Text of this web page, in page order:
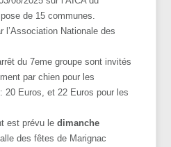
de 15 communes.
l’Association Nationale des
du 7eme groupe sont invités
par chien pour les
20 Euros, et 22 Euros pour les
est prévu ledimanche
des fêtes de Marignac